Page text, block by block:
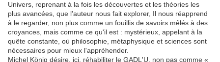
Univers, reprenant à la fois les découvertes et les théories les
plus avancées, que l'auteur nous fait explorer, Il nous réapprend
à le regarder, non plus comme un fouillis de savoirs mêlés à des
croyances, mais comme ce qu'il est : mystérieux, appelant à la
quête constante, où philosophie, métaphysique et sciences sont
nécessaires pour mieux l'appréhender.
Michel König désire, ici, réhabiliter le GADL'U, non pas comme «